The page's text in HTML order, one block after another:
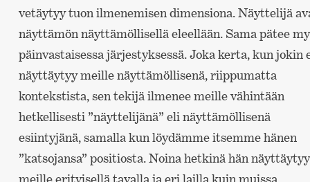
vetäytyy tuon ilmenemisen dimensiona. Näyttelijä
näyttämön näyttämöllisellä eleellään. Sama pätee
päinvastaisessa järjestyksessä. Joka kerta, kun jokin
näyttäytyy meille näyttämöllisenä, riippumatta
kontekstista, sen tekijä ilmenee meille vähintään
hetkellisesti ”näyttelijänä” eli näyttämöllisenä
esiintyjänä, samalla kun löydämme itsemme hänen
”katsojansa” positiosta. Noina hetkinä hän näyttäytyy
meille erityisellä tavalla ja eri lailla kuin muissa